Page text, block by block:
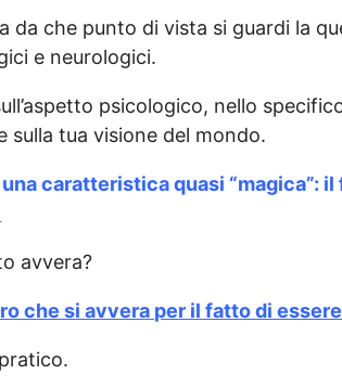
da che punto di vista si guardi la
e neurologici.
psicologico, nello
sulla tua visione del mondo.
caratteristica quasi “magica”:
avvera?
che si avvera per il fatto di